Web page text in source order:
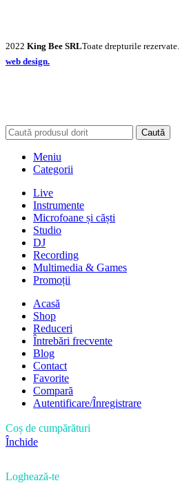
2022 King Bee SRLToate drepturile rezervate.
web design.
Caută
Meniu
Categorii
Live
Instrumente
Microfoane și căști
Studio
DJ
Recording
Multimedia & Games
Promoții
Acasă
Shop
Reduceri
Întrebări frecvente
Blog
Contact
Favorite
Compară
Autentificare/Înregistrare
Coș de cumpărături
Închide
Loghează-te